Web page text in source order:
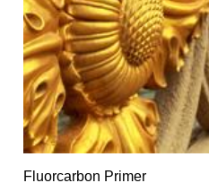
Fluorcarbon Primer